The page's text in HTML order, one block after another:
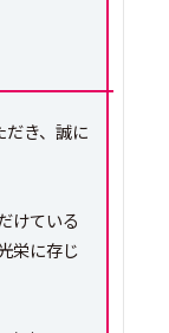
き、誠に
けている
栄に存じ